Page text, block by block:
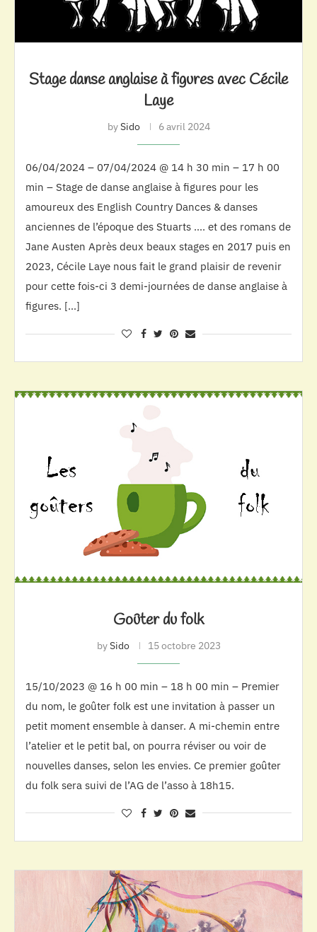
Stage danse anglaise à figures avec Cécile
Laye
bySido 6 avril 2024
06/04/2024 – 07/04/2024 @ 14 h 30 min – 17 h 00
min – Stage de danse anglaise à figures pour les
amoureux des English Country Dances & danses
anciennes de l’époque des Stuarts …. et des romans de
Jane Austen Après deux beaux stages en 2017 puis en
2023, Cécile Laye nous fait le grand plaisir de revenir
pour cette fois-ci 3 demi-journées de danse anglaise à
figures. […]
Goûter du folk
bySido 15 octobre 2023
15/10/2023 @ 16 h 00 min – 18 h 00 min – Premier
du nom, le goûter folk est une invitation à passer un
petit moment ensemble à danser. A mi-chemin entre
l’atelier et le petit bal, on pourra réviser ou voir de
nouvelles danses, selon les envies. Ce premier goûter
du folk sera suivi de l’AG de l’asso à 18h15.